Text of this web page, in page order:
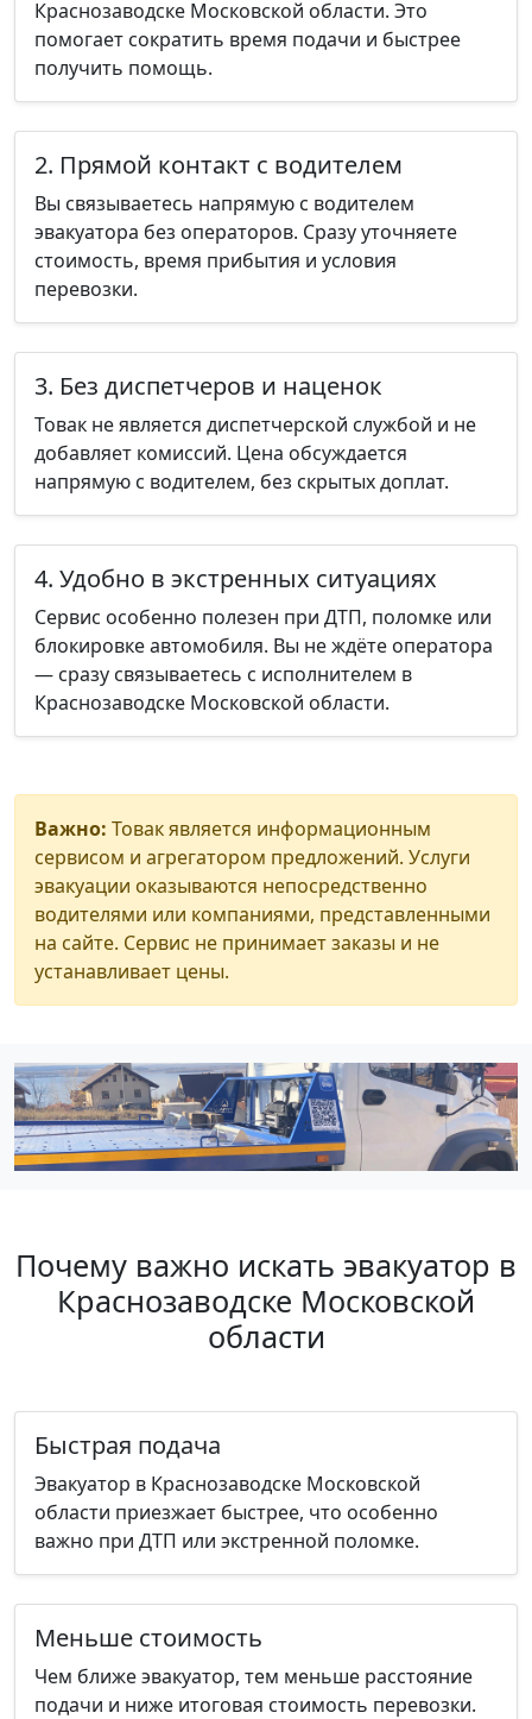
Краснозаводске Московской области. Это
помогает сократить время подачи и быстрее
получить помощь.
2. Прямой контакт с водителем
Вы связываетесь напрямую с водителем
эвакуатора без операторов. Сразу уточняете
стоимость, время прибытия и условия
перевозки.
3. Без диспетчеров и наценок
Товак не является диспетчерской службой и не
добавляет комиссий. Цена обсуждается
напрямую с водителем, без скрытых доплат.
4. Удобно в экстренных ситуациях
Сервис особенно полезен при ДТП, поломке или
блокировке автомобиля. Вы не ждёте оператора
— сразу связываетесь с исполнителем в
Краснозаводске Московской области.
Важно: Товак является информационным
сервисом и агрегатором предложений. Услуги
эвакуации оказываются непосредственно
водителями или компаниями, представленными
на сайте. Сервис не принимает заказы и не
устанавливает цены.
Почему важно искать эвакуатор в
Краснозаводске Московской
области
Быстрая подача
Эвакуатор в Краснозаводске Московской
области приезжает быстрее, что особенно
важно при ДТП или экстренной поломке.
Меньше стоимость
Чем ближе эвакуатор, тем меньше расстояние
подачи и ниже итоговая стоимость перевозки.